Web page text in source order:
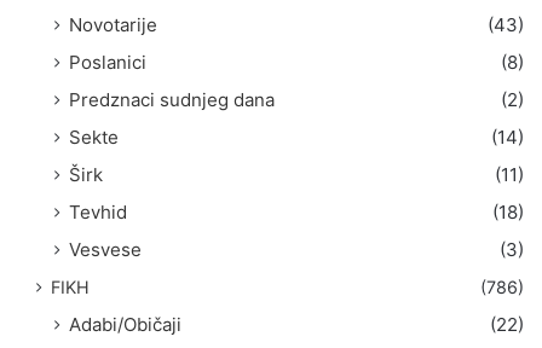
Novotarije
(43)
Poslanici
(8)
Predznaci sudnjeg dana
(2)
Sekte
(14)
Širk
(11)
Tevhid
(18)
Vesvese
(3)
FIKH (786)
Adabi/Običaji
(22)